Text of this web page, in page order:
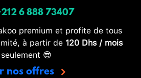
6 888 73407
premium et profite de tous
à partir de 120 Dhs / mois
seulement 😎
nos offres